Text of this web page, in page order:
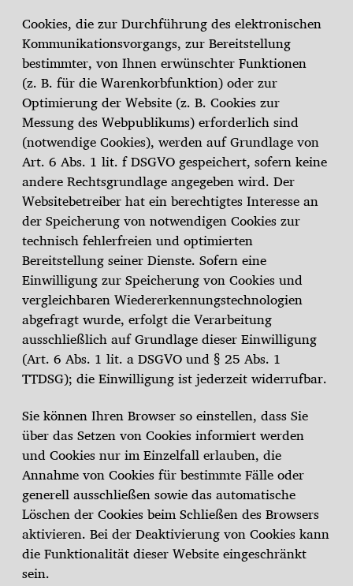
Cookies, die zur Durchführung des elektronischen
Kommunikationsvorgangs, zur Bereitstellung
bestimmter, von Ihnen erwünschter Funktionen
(z. B. für die Warenkorbfunktion) oder zur
Optimierung der Website (z. B. Cookies zur
Messung des Webpublikums) erforderlich sind
(notwendige Cookies), werden auf Grundlage von
Art. 6 Abs. 1 lit. f DSGVO gespeichert, sofern keine
andere Rechtsgrundlage angegeben wird. Der
Websitebetreiber hat ein berechtigtes Interesse an
der Speicherung von notwendigen Cookies zur
technisch fehlerfreien und optimierten
Bereitstellung seiner Dienste. Sofern eine
Einwilligung zur Speicherung von Cookies und
vergleichbaren Wiedererkennungstechnologien
abgefragt wurde, erfolgt die Verarbeitung
ausschließlich auf Grundlage dieser Einwilligung
(Art. 6 Abs. 1 lit. a DSGVO und § 25 Abs. 1
TTDSG); die Einwilligung ist jederzeit widerrufbar.
Sie können Ihren Browser so einstellen, dass Sie
über das Setzen von Cookies informiert werden
und Cookies nur im Einzelfall erlauben, die
Annahme von Cookies für bestimmte Fälle oder
generell ausschließen sowie das automatische
Löschen der Cookies beim Schließen des Browsers
aktivieren. Bei der Deaktivierung von Cookies kann
die Funktionalität dieser Website eingeschränkt
sein.